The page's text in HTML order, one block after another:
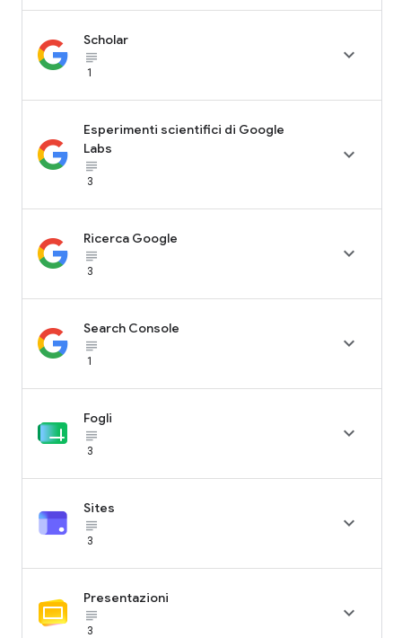
Scholar
subject_black
1

Esperimenti scientifici di Google
Labs
subject_black
3

Ricerca Google
subject_black
3

Search Console
subject_black
1

Fogli
subject_black
3

Sites
subject_black
3

Presentazioni
subject_black
3
